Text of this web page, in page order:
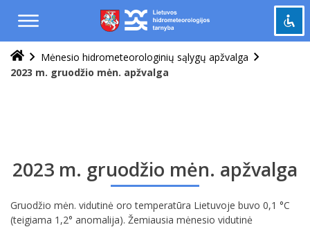
title Pažymėti antraštes
Šviesus kontrastas
brightness_low
Tamsus kontrastas
turinį
Mėnesio hidrometeorologinių sąlygų apžvalga
2023 m. gruodžio mėn. apžvalga
2023 m. gruodžio mėn. apžvalga
Gruodžio mėn. vidutinė oro temperatūra Lietuvoje buvo 0,1 °C
(teigiama 1,2° anomalija). Žemiausia mėnesio vidutinė